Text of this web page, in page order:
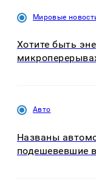
Мировые
Хотите быть
Авто
Названы
подешевевшие